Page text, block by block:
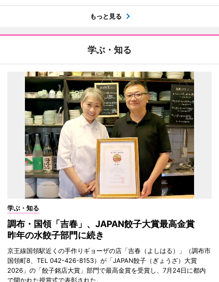
もっと見る
学ぶ・知る
学ぶ・知る
調布・国領「吉春」、JAPAN餃子大賞最高金賞
昨年の水餃子部門に続き
京王線国領駅近くの手作りギョーザの店「吉春（よしはる）」（調布市
国領町8、TEL 042-426-8153）が「JAPAN餃子（ぎょうざ）大賞
2026」の「餃子銘店大賞」部門で最高金賞を受賞し、7月24日に都内
で開かれた授賞式で表彰された。